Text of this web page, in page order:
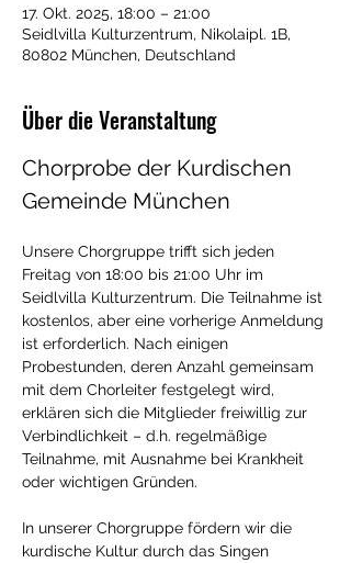
17. Okt. 2025, 18:00 – 21:00
Seidlvilla Kulturzentrum, Nikolaipl. 1B,
80802 München, Deutschland
Über die Veranstaltung
Chorprobe der Kurdischen
Gemeinde München
Unsere Chorgruppe trifft sich jeden
Freitag von 18:00 bis 21:00 Uhr im
Seidlvilla Kulturzentrum. Die Teilnahme ist
kostenlos, aber eine vorherige Anmeldung
ist erforderlich. Nach einigen
Probestunden, deren Anzahl gemeinsam
mit dem Chorleiter festgelegt wird,
erklären sich die Mitglieder freiwillig zur
Verbindlichkeit – d.h. regelmäßige
Teilnahme, mit Ausnahme bei Krankheit
oder wichtigen Gründen.
In unserer Chorgruppe fördern wir die
kurdische Kultur durch das Singen